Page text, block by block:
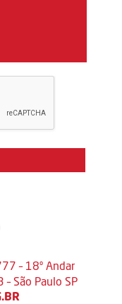
– 18º Andar
São Paulo SP